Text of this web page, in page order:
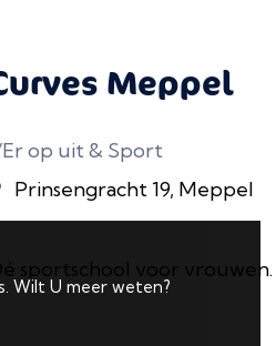
Wilt U meer weten?
Meppel
op uit & Sport
Prinsengracht 19, Meppel
sportschool voor vrouwen.